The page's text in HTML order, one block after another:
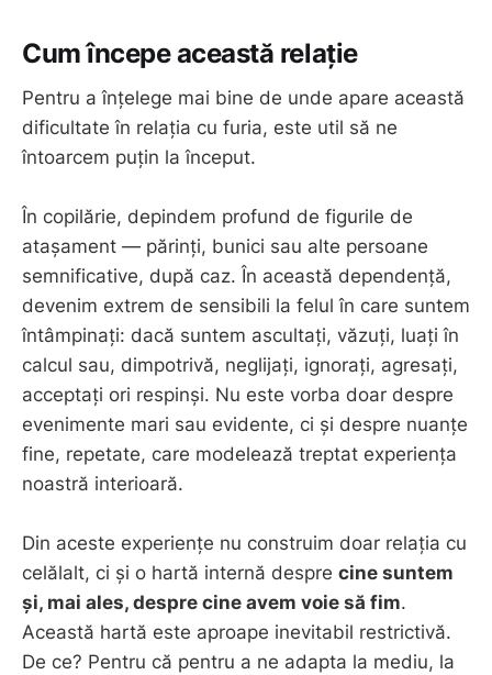
Cum începe această relație
Pentru a înțelege mai bine de unde apare această
dificultate în relația cu furia, este util să ne
întoarcem puțin la început.
În copilărie, depindem profund de figurile de
atașament — părinți, bunici sau alte persoane
semnificative, după caz. În această dependență,
devenim extrem de sensibili la felul în care suntem
întâmpinați: dacă suntem ascultați, văzuți, luați în
calcul sau, dimpotrivă, neglijați, ignorați, agresați,
acceptați ori respinși. Nu este vorba doar despre
evenimente mari sau evidente, ci și despre nuanțe
fine, repetate, care modelează treptat experiența
noastră interioară.
Din aceste experiențe nu construim doar relația cu
celălalt, ci și o hartă internă despre cine suntem
și, mai ales, despre cine avem voie să fim.
Această hartă este aproape inevitabil restrictivă.
De ce? Pentru că pentru a ne adapta la mediu, la